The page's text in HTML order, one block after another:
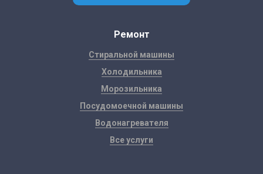
Ремонт
Стиральной машины
Холодильника
Морозильника
Посудомоечной машины
Водонагревателя
Все услуги